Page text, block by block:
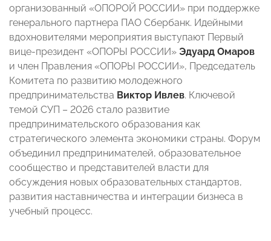
организованный «ОПОРОЙ РОССИИ» при поддержке
генерального партнера ПАО Сбербанк. Идейными
вдохновителями мероприятия выступают Первый
вице-президент «ОПОРЫ РОССИИ» Эдуард Омаров
и член Правления «ОПОРЫ РОССИИ», Председатель
Комитета по развитию молодежного
предпринимательства Виктор Ивлев. Ключевой
темой СУП – 2026 стало развитие
предпринимательского образования как
стратегического элемента экономики страны. Форум
объединил предпринимателей, образовательное
сообщество и представителей власти для
обсуждения новых образовательных стандартов,
развития наставничества и интеграции бизнеса в
учебный процесс.